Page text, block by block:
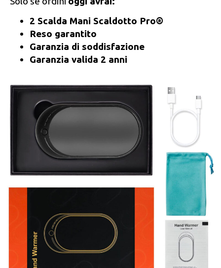
2 Scalda Mani Scaldotto Pro®
Reso garantito
Garanzia di soddisfazione
Garanzia valida 2 anni